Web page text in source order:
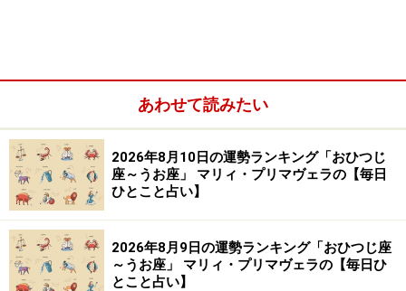
※記事内容は執筆時点のものです。最新の内容をご確認くださ
【編集部おすすめの購入サイト】
Amazonで占い関連の商品をチェック！
楽天市場で占い関連の商品をチェック！
あわせて読みたい
2026年8月10日の運勢ランキング「おひつじ
座～うお座」 マリィ・プリマヴェラの【毎日
ひとこと占い】
2026年8月9日の運勢ランキング「おひつじ座
～うお座」 マリィ・プリマヴェラの【毎日ひ
とこと占い】